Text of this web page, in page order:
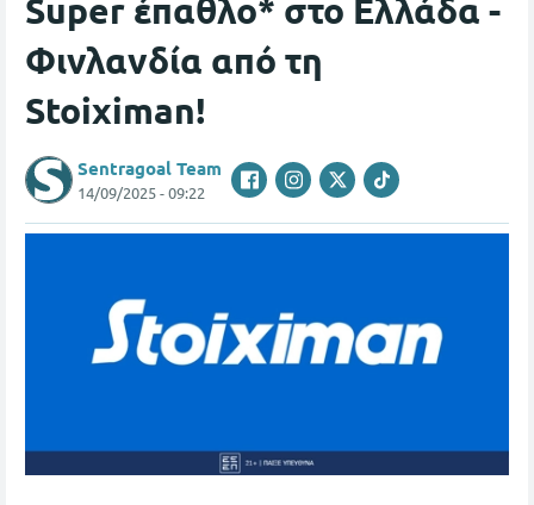
Super έπαθλο* στο Ελλάδα -
Φινλανδία από τη
Stoiximan!
Sentragoal Team
14/09/2025 - 09:22